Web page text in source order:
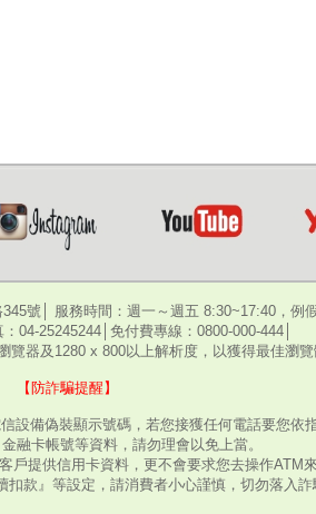
號│ 服務時間：週一～週五 8:30~17:40，例
04-25245244│免付費專線：0800-000-444│
覽器及1280 x 800以上解析度，以獲得最佳瀏
【防詐騙提醒】
設備偽裝顯示號碼，若您接獲任何電話要您依
融卡帳號等資料，請勿理會以免上當。
戶提供信用卡資料，更不會要求您去操作ATM
扣款』等設定，請消費者小心謹慎，切勿落入